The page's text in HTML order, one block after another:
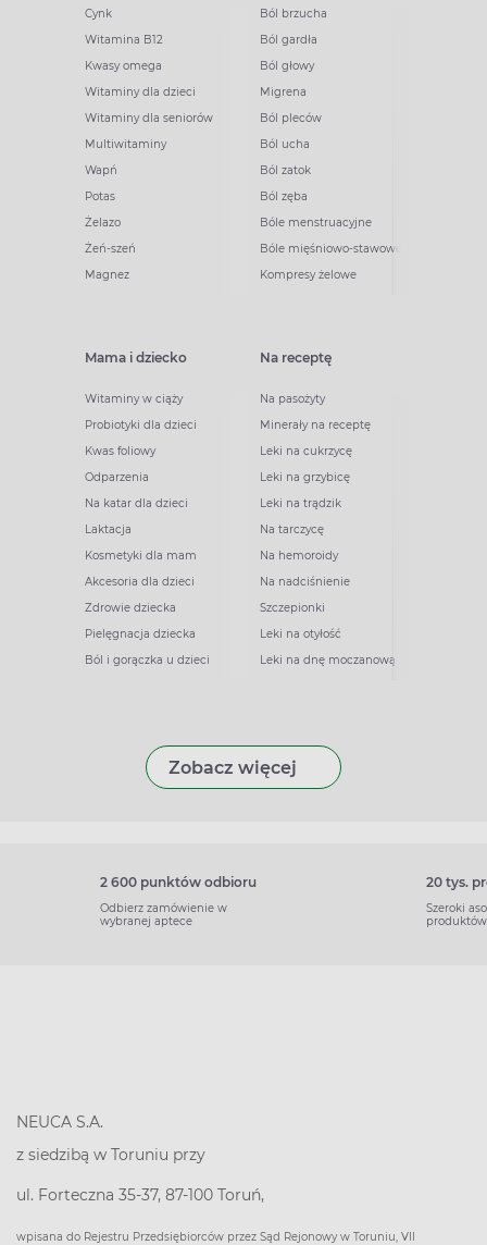
Cynk
Witamina B12
Kwasy omega
Witaminy dla dzieci
Witaminy dla seniorów
Multiwitaminy
Wapń
Potas
Żelazo
Żeń-szeń
Magnez
Ból brzucha
Ból gardła
Ból głowy
Migrena
Ból pleców
Ból ucha
Ból zatok
Ból zęba
Bóle menstruacyjne
Bóle mięśniowo-stawowe
Kompresy żelowe
Mama i dziecko
Witaminy w ciąży
Probiotyki dla dzieci
Kwas foliowy
Odparzenia
Na katar dla dzieci
Laktacja
Kosmetyki dla mam
Akcesoria dla dzieci
Zdrowie dziecka
Pielęgnacja dziecka
Ból i gorączka u dzieci
Na receptę
Na pasożyty
Minerały na receptę
Leki na cukrzycę
Leki na grzybicę
Leki na trądzik
Na tarczycę
Na hemoroidy
Na nadciśnienie
Szczepionki
Leki na otyłość
Leki na dnę moczanową
Zobacz więcej
2 600 punktów odbioru
Odbierz zamówienie w
wybranej aptece
20 tys.
Szeroki
produktów
NEUCA S.A.
z siedzibą w Toruniu przy
ul. Forteczna 35-37, 87-100 Toruń,
wpisana do Rejestru Przedsiębiorców przez Sąd Rejonowy w Toruniu, VII